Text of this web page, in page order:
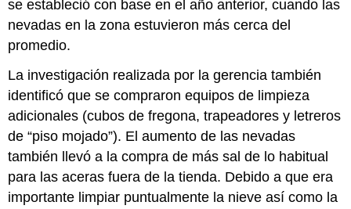
se estableció con base en el año anterior, cuando las
nevadas en la zona estuvieron más cerca del
promedio.
La investigación realizada por la gerencia también
identificó que se compraron equipos de limpieza
adicionales (cubos de fregona, trapeadores y letreros
de “piso mojado”). El aumento de las nevadas
también llevó a la compra de más sal de lo habitual
para las aceras fuera de la tienda. Debido a que era
importante limpiar puntualmente la nieve así como la